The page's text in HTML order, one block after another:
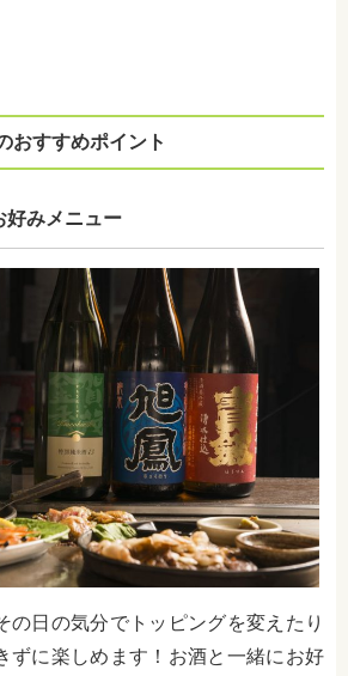
おすすめポイント
好みメニュー
の日の気分でトッピングを変えたり
ずに楽しめます！お酒と一緒にお好